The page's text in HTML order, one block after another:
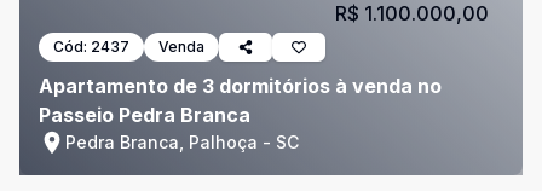
Cód: 2437 Venda
Apartamento de 3 dormitórios à venda no
Passeio Pedra Branca
Pedra Branca, Palhoça - SC
R$ 1.100.000,00